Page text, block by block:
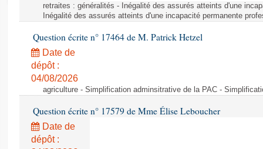
Baromètre de l’application des lois
Dossiers législatifs
Budget et sécurité sociale
Questions écrites et orales
Comptes rendus des débats
retraites : généralités - Inégalité des assurés atteints d'une
Inégalité des assurés atteints d'une incapacité permanente
Question écrite n° 17464 de M. Patrick Hetzel
Date de
dépôt :
04/08/2026
agriculture - Simplification adminsitrative de la PAC -
Question écrite n° 17579 de Mme Élise Leboucher
Date de
dépôt :